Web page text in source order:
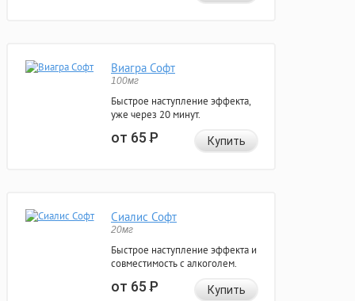
Виагра Софт
100мг
Быстрое наступление эффекта,
уже через 20 минут.
от 65Р Купить
Сиалис Софт
20мг
Быстрое наступление эффекта и
совместимость с алкоголем.
от 65Р Купить